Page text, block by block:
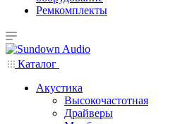
Ремкомплекты
Каталог
Акустика
Высокочастотная
Драйверы